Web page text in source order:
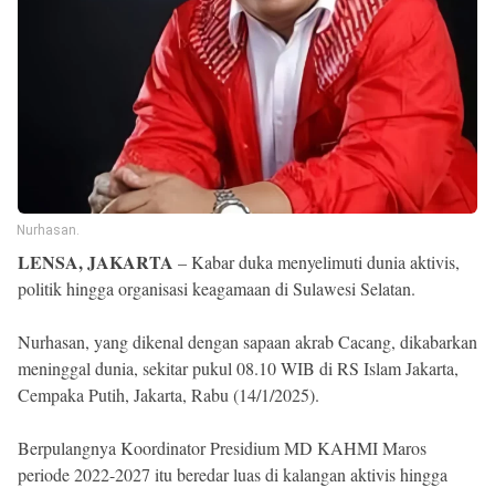
Nurhasan.
LENSA, JAKARTA – Kabar duka menyelimuti dunia aktivis,
politik hingga organisasi keagamaan di Sulawesi Selatan.
Nurhasan, yang dikenal dengan sapaan akrab Cacang, dikabarkan
meninggal dunia, sekitar pukul 08.10 WIB di RS Islam Jakarta,
Cempaka Putih, Jakarta, Rabu (14/1/2025).
Berpulangnya Koordinator Presidium MD KAHMI Maros
periode 2022-2027 itu beredar luas di kalangan aktivis hingga